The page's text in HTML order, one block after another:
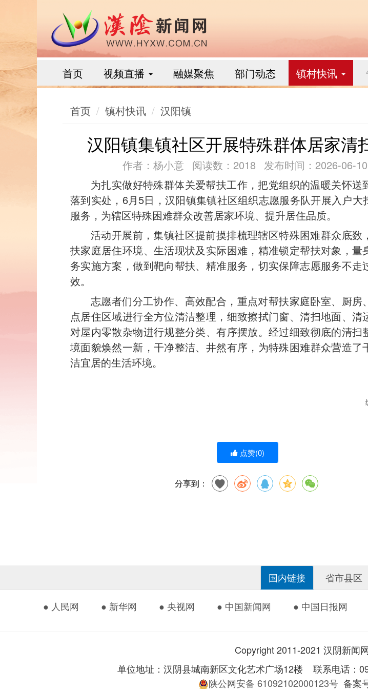
首页 视频直播 融媒聚焦 部门动态 镇村快讯
首页 镇村快讯 汉阳镇
汉阳镇集镇社区开展特殊群体居家清
作者：杨小意 阅读数：2018 发布时间：2026-06-10
为扎实做好特殊群体关爱帮扶工作，把党组织的温暖关怀送
落到实处，6月5日，汉阳镇集镇社区组织志愿服务队开展入户大
服务，为辖区特殊困难群众改善居家环境、提升居住品质。
活动开展前，集镇社区提前摸排梳理辖区特殊困难群众底数
扶家庭居住环境、生活现状及实际困难，精准锁定帮扶对象，量
务实施方案，做到靶向帮扶、精准服务，切实保障志愿服务不走
效。
志愿者们分工协作、高效配合，重点对帮扶家庭卧室、厨房
点居住区域进行全方位清洁整理，细致擦拭门窗、清扫地面、清
对屋内零散杂物进行规整分类、有序摆放。经过细致彻底的清扫
境面貌焕然一新，干净整洁、井然有序，为特殊困难群众营造了
洁宜居的生活环境。
点赞(0)
分享到：
国内链接 省市县区
● 人民网 ● 新华网 ● 央视网 ● 中国新闻网 ● 中国日报网
Copyright 2011-2021 汉阴新闻
单位地址：汉阴县城南新区文化艺术广场12楼 联系电话：
陕公网安备 61092102000123号 备案